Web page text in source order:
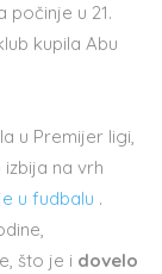
počinje u 21.
kupila Abu
u Premijer ligi,
na vrh
u fudbalu .
što je i dovelo